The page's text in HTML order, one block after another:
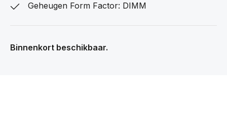
Geheugen Form Factor: DIMM
Binnenkort beschikbaar.